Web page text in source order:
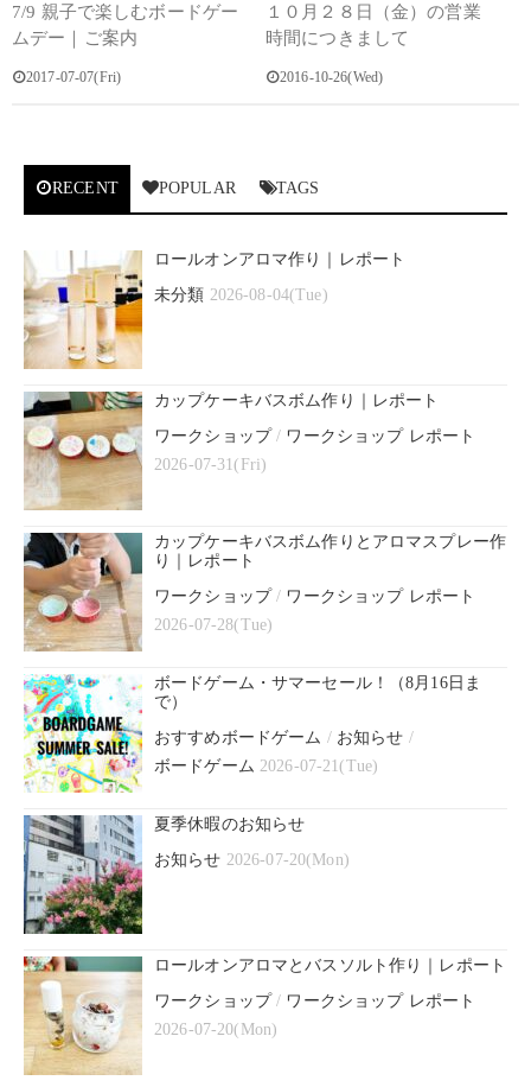
7/9 親子で楽しむボードゲー
ムデー｜ご案内
2017-07-07(Fri)
１０月２８日（金）の営業
時間につきまして
2016-10-26(Wed)
RECENT POPULAR TAGS
ロールオンアロマ作り｜レポート
未分類 2026-08-04(Tue)
カップケーキバスボム作り｜レポート
ワークショップ/ ワークショップ レポート
2026-07-31(Fri)
カップケーキバスボム作りとアロマスプレー作
り｜レポート
ワークショップ/ ワークショップ レポート
2026-07-28(Tue)
ボードゲーム・サマーセール！（8月16日ま
で）
おすすめボードゲーム / お知らせ /
ボードゲーム 2026-07-21(Tue)
夏季休暇のお知らせ
お知らせ 2026-07-20(Mon)
ロールオンアロマとバスソルト作り｜レポート
ワークショップ/ ワークショップ レポート
2026-07-20(Mon)